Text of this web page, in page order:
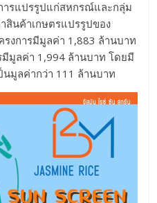
ารแปรรูปแก่สหกรณ์และกลุ่ม
สินค้าเกษตรแปรรูปของ
รงการมีมูลค่า 1,883 ล้านบาท
มีมูลค่า 1,994 ล้านบาท โดยมี
มูลค่ากว่า 111 ล้านบาท